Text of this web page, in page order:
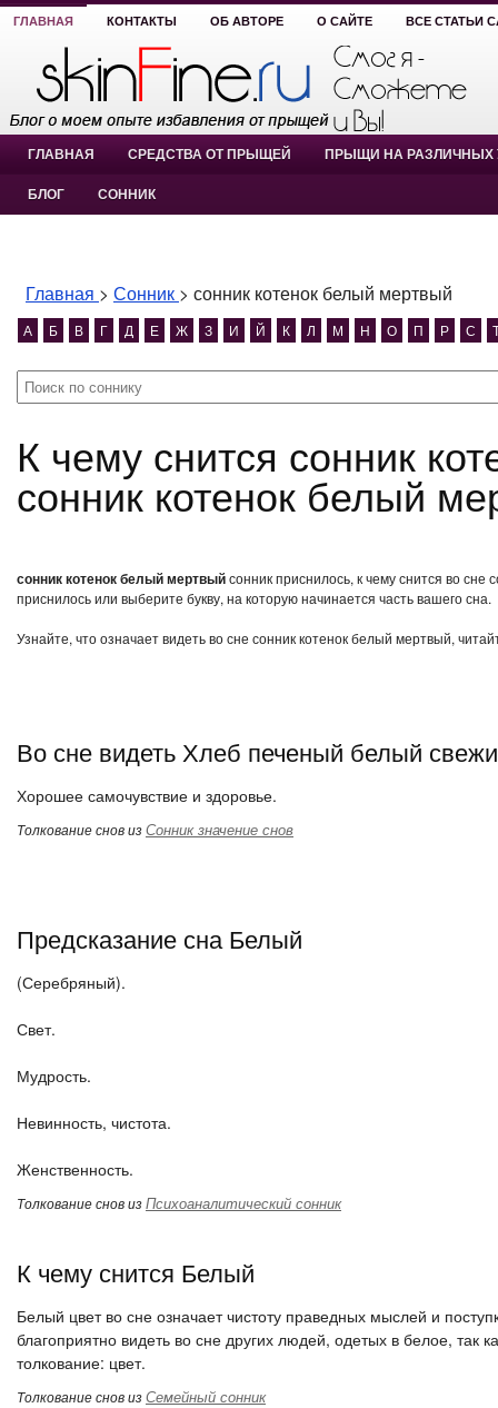
ГЛАВНАЯ КОНТАКТЫ ОБ АВТОРЕ О САЙТЕ ВСЕ СТАТЬИ
ГЛАВНАЯ СРЕДСТВА ОТ ПРЫЩЕЙ ПРЫЩИ НА РАЗЛИЧНЫХ
БЛОГ СОННИК
Главная > Сонник > сонник котенок белый мертвый
А Б В Г Д Е Ж З И Й К Л М Н О П Р С
К чему снится сонник котенок белый мертвый?
сонник котенок белый
сонник котенок белый мертвыйсонник приснилось, к чему снится во
приснилось или выберите букву, на которую начинается часть вашего сна.
Узнайте, что означает видеть во сне сонник котенок белый мертвый,
Во сне видеть Хлеб печеный белый
Хорошее самочувствие и здоровье.
Толкование снов изСонник значение снов
Предсказание сна Белый
(Серебряный).
Свет.
Мудрость.
Невинность, чистота.
Женственность.
Толкование снов изПсихоаналитический сонник
К чему снится Белый
Белый цвет во сне означает чистоту праведных мыслей и
благоприятно видеть во сне других людей, одетых в белое, так
толкование: цвет.
Толкование снов изСемейный сонник